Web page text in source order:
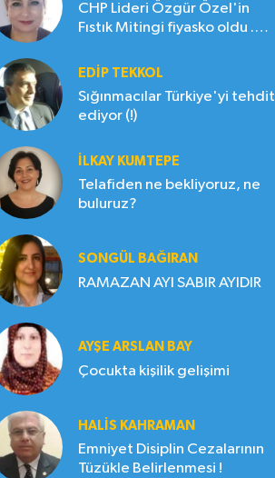
CHP Lideri Özgür Özel'in
Fıstık Mitingi fiyasko oldu .
EDIP TEKKOL
Sığınmacılar Türkiye'yi tehdit
ediyor (!)
İLKAY KUMTEPE
Telafiden ne bekliyoruz, ne
buluruz?
SONGÜL BAĞIRAN
RAMAZAN AYI SABIR AYIDIR
AYŞE ARSLAN BAY
Çocukta kişilik gelişimi
HALIS KAHRAMAN
Emniyet Disiplin Cezalarının
Tüzükle Belirlenmesi !